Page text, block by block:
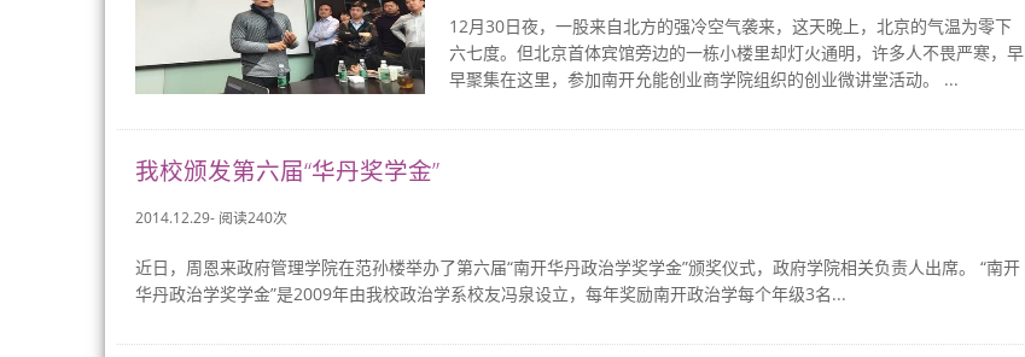
12月30日夜，一股来自北方的强冷空气袭来，这天晚上，北京的气温为零下
六七度。但北京首体宾馆旁边的一栋小楼里却灯火通明，许多人不畏严寒，早
早聚集在这里，参加南开允能创业商学院组织的创业微讲堂活动。 ...
我校颁发第六届“华丹奖学金”
2014.12.29- 阅读240次
近日，周恩来政府管理学院在范孙楼举办了第六届“南开华丹政治学奖学金”颁奖仪式，政府学院相关负责人出席。 “南开
华丹政治学奖学金”是2009年由我校政治学系校友冯泉设立，每年奖励南开政治学每个年级3名...